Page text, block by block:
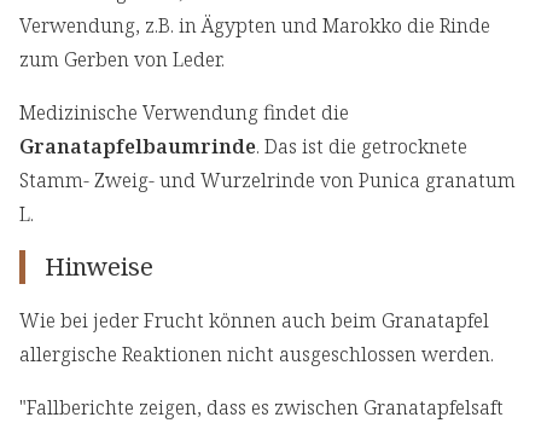
Verwendung, z.B. in Ägypten und Marokko die Rinde
zum Gerben von Leder.
Medizinische Verwendung findet die
Granatapfelbaumrinde. Das ist die getrocknete
Stamm- Zweig- und Wurzelrinde von Punica granatum
L.
Hinweise
Wie bei jeder Frucht können auch beim Granatapfel
allergische Reaktionen nicht ausgeschlossen werden.
"Fallberichte zeigen, dass es zwischen Granatapfelsaft